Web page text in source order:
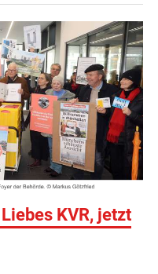
KVR, jetzt